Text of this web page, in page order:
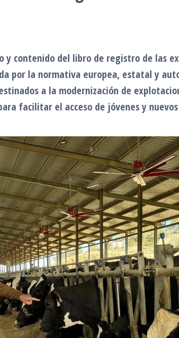
contenido del libro de registro de las
por la normativa europea, estatal y
a la modernización de
facilitar el acceso de jóvenes y